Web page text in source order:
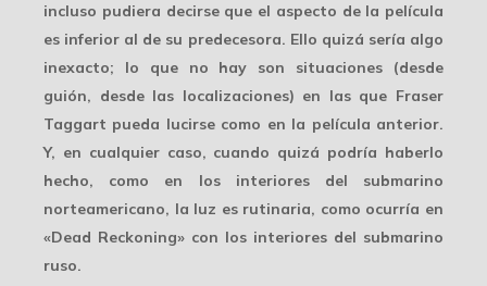
incluso pudiera decirse que el aspecto de la película
es inferior al de su predecesora. Ello quizá sería algo
inexacto; lo que no hay son situaciones (desde
guión, desde las localizaciones) en las que Fraser
Taggart pueda lucirse como en la película anterior.
Y, en cualquier caso, cuando quizá podría haberlo
hecho, como en los interiores del submarino
norteamericano, la luz es rutinaria, como ocurría en
«Dead Reckoning» con los interiores del submarino
ruso.